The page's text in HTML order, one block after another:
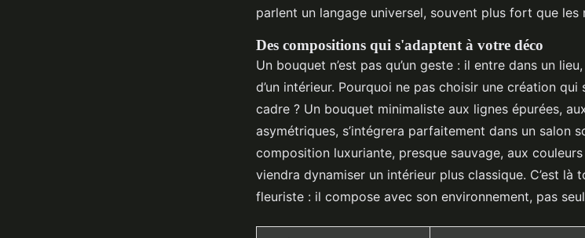
parlent un langage universel, souvent plus fort que les
Des compositions qui s'adaptent à votre déco
Un bouquet n’est pas qu’un geste : il entre dans un
d’un intérieur. Pourquoi ne pas choisir une création qui
cadre ? Un bouquet minimaliste aux lignes épurées,
asymétriques, s’intégrera parfaitement dans un salon
composition luxuriante, presque sauvage, aux
viendra dynamiser un intérieur plus classique. C’est là
fleuriste : il compose avec son environnement, pas